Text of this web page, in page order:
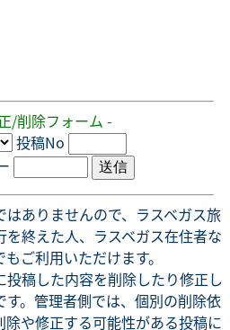
/削除フォーム -
投稿No
ありませんので、ラスベガス旅
終えた人、ラスベガス在住者な
ご利用いただけます。
投稿した内容を削除したり修正し
。管理者側では、個別の削除依
や修正する可能性がある投稿に